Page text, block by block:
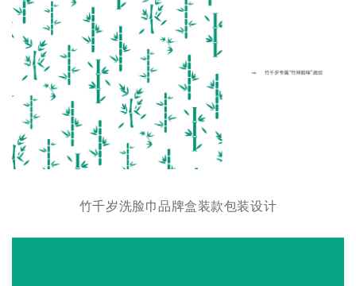
竹千岁洗脸巾品牌盒装款包装设计